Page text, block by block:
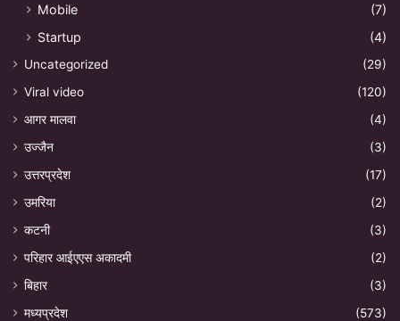
Mobile
(7)
Startup
(4)
Uncategorized
(29)
Viral video
(120)
आगर मालवा
(4)
उज्जैन
(3)
उत्तरप्रदेश
(17)
उमरिया
(2)
कटनी
(3)
परिहार आईएएस अकादमी
(2)
बिहार
(3)
मध्यप्रदेश
(573)